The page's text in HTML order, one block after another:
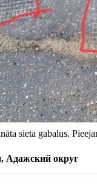
sieta gabalus.
Адажский округ